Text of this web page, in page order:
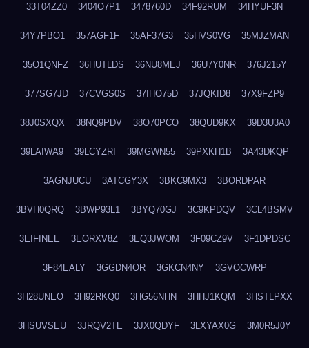
33T04ZZ0 3404O7P1 3478760D 34F92RUM 34HYUF3N
34Y7PBO1 357AGF1F 35AF37G3 35HVS0VG 35MJZMAN
35O1QNFZ 36HUTLDS 36NU8MEJ 36U7Y0NR 376J215Y
377SG7JD 37CVGS0S 37IHO75D 37JQKID8 37X9FZP9
38J0SXQX 38NQ9PDV 38O70PCO 38QUD9KX 39D3U3A0
39LAIWA9 39LCYZRI 39MGWN55 39PXKH1B 3A43DKQP
3AGNJUCU 3ATCGY3X 3BKC9MX3 3BORDPAR
3BVH0QRQ 3BWP93L1 3BYQ70GJ 3C9KPDQV 3CL4BSMV
3EIFINEE 3EORXV8Z 3EQ3JWOM 3F09CZ9V 3F1DPDSC
3F84EALY 3GGDN4OR 3GKCN4NY 3GVOCWRP
3H28UNEO 3H92RKQ0 3HG56NHN 3HHJ1KQM 3HSTLPXX
3HSUVSEU 3JRQV2TE 3JX0QDYF 3LXYAX0G 3M0R5J0Y